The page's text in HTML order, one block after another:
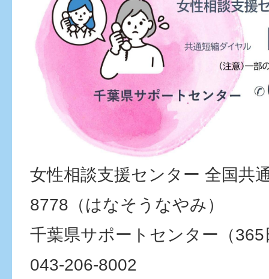
女性相談支援センター 全国共
8778（はなそうなやみ）
千葉県サポートセンター（
043-206-8002